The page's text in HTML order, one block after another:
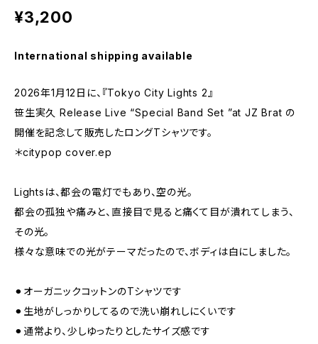
¥3,200
International shipping available
2026年1月12日に、『Tokyo City Lights 2』
笹生実久 Release Live “Special Band Set ”at JZ Brat の
開催を記念して販売したロングTシャツです。
＊citypop cover.ep
Lightsは、都会の電灯でもあり、空の光。
都会の孤独や痛みと、直接目で見ると痛くて目が潰れてしまう、
その光。
様々な意味での光がテーマだったので、ボディは白にしました。
⚫︎オーガニックコットンのTシャツです
⚫︎生地がしっかりしてるので洗い崩れしにくいです
⚫︎通常より、少しゆったりとしたサイズ感です